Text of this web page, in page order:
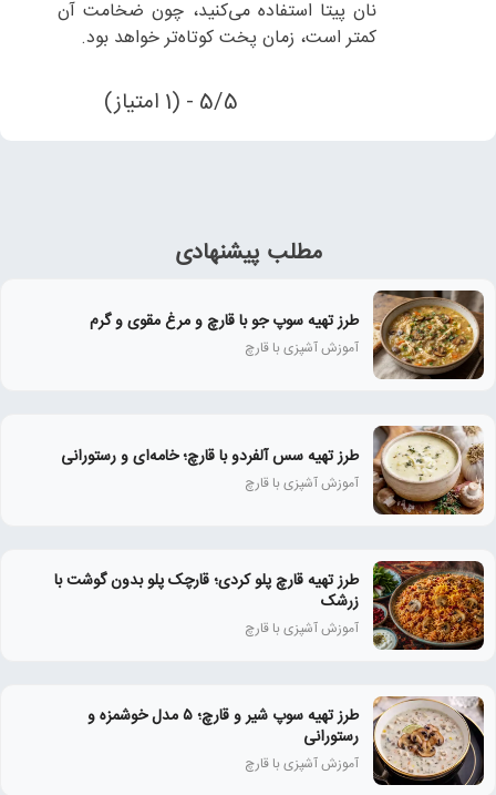
نان پیتا استفاده می‌کنید، چون ضخامت آن
کمتر است، زمان پخت کوتاه‌تر خواهد بود.
5/5 - (1 امتیاز)
مطلب پیشنهادی
طرز تهیه سوپ جو با قارچ و مرغ مقوی و گرم
آموزش آشپزی با قارچ
طرز تهیه سس آلفردو با قارچ؛ خامه‌ای و رستورانی
آموزش آشپزی با قارچ
طرز تهیه قارچ پلو کردی؛ قارچک پلو بدون گوشت با
زرشک
آموزش آشپزی با قارچ
طرز تهیه سوپ شیر و قارچ؛ ۵ مدل خوشمزه و
رستورانی
آموزش آشپزی با قارچ